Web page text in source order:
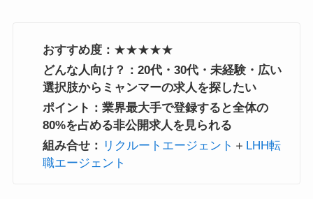
おすすめ度： ★★★★★
どんな人向け？：20代・30代・未経験・広い
選択肢からミャンマーの求人を探したい
ポイント：業界最大手で登録すると全体の
80%を占める非公開求人を見られる
組み合せ： リクルートエージェント ＋ LHH転
職エージェント